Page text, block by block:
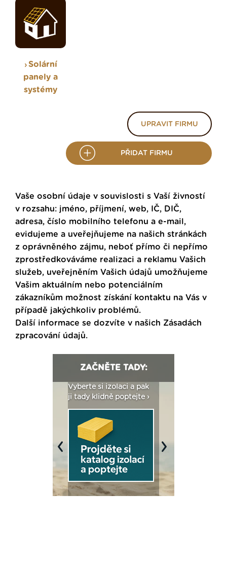
Solární
panely a
systémy
UPRAVIT FIRMU
PŘIDAT FIRMU
Vaše osobní údaje v souvislosti s Vaší živností
v rozsahu: jméno, příjmení, web, IČ, DIČ,
adresa, číslo mobilního telefonu a e-mail,
evidujeme a uveřejňujeme na našich stránkách
z oprávněného zájmu, neboť přímo či nepřímo
zprostředkováváme realizaci a reklamu Vašich
služeb, uveřejněním Vašich údajů umožňujeme
Vašim aktuálním nebo potenciálním
zákazníkům možnost získání kontaktu na Vás v
případě jakýchkoliv problémů.
Další informace se dozvíte v našich Zásadách
zpracování údajů.
ZAČNĚTE TADY:
Vyberte si izolaci a pak
ji tady klidně poptejte ›
Previous Next